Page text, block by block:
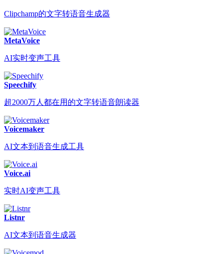
Clipchamp的文字转语音生成器
MetaVoice
AI实时变声工具
Speechify
超2000万人都在用的文字转语音朗读器
Voicemaker
AI文本到语音生成工具
Voice.ai
实时AI变声工具
Listnr
AI文本到语音生成器